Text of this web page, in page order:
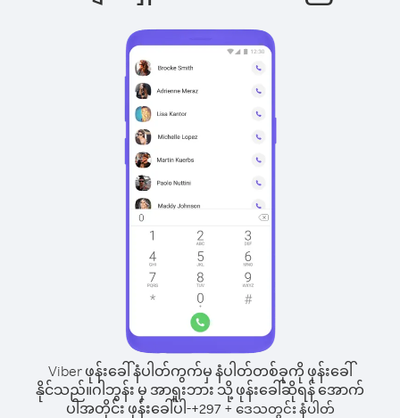
Viber ဖုန်းခေါ်နံပါတ်ကွက်မှ နံပါတ်တစ်ခုကို ဖုန်းခေါ်
နိုင်သည်။ဂါဘွန်း မှ အာရူးဘား သို့ ဖုန်းခေါ်ဆိုရန် အောက်
ပါအတိုင်း ဖုန်းခေါ်ပါ-+297+ ဒေသတွင်း နံပါတ်